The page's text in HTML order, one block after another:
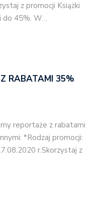
z promocji Książki
do 45%. W…
RABATAMI 35%
reportaże z rabatami
*Rodzaj promocji:
r.Skorzystaj z